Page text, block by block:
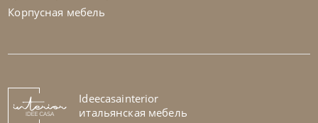
Стул барный Axel
На заказ 45-90 дн
Корпусная мебель
Ideecasainterior
итальянская мебель